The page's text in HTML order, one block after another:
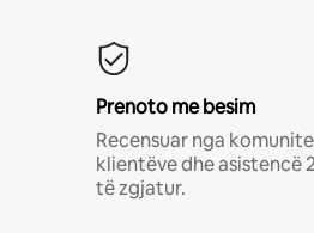
Prenoto me besim
Recensuar nga
klientëve dhe asistencë
të zgjatur.